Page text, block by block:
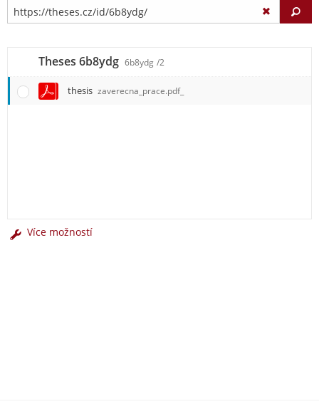
Theses 6b8ydg 6b8ydg /2
thesis zaverecna_prace.pdf_
Více možností